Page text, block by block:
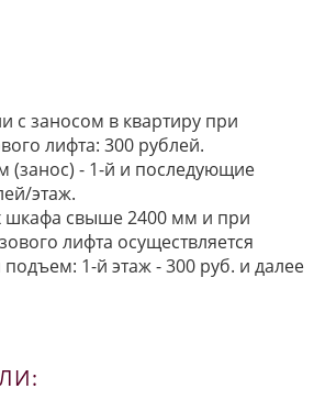
с заносом в квартиру при
лифта: 300 рублей.
(занос) - 1-й и последующие
этаж.
шкафа свыше 2400 мм и при
лифта осуществляется
1-й этаж - 300 руб. и далее